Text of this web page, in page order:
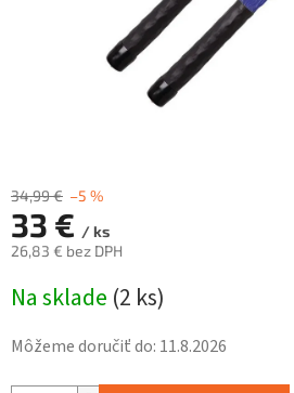
34,99 € –5 %
33 € / ks
26,83 € bez DPH
cena:
Na sklade (2 ks)
Môžeme doručiť do: 11.8.2026